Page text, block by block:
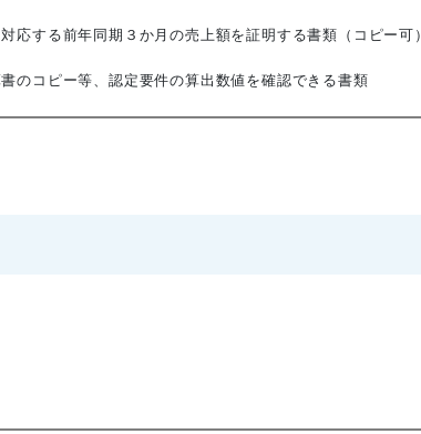
応する前年同期３か月の売上額を証明する書類（コピー可）
のコピー等、認定要件の算出数値を確認できる書類